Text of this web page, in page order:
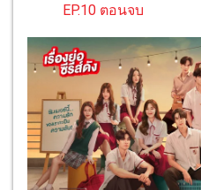
EP.10 ตอนจบ